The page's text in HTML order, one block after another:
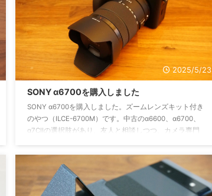
2025/5/23
SONY α6700を購入しました
SONY α6700を購入しました。ズームレンズキット付き
のやつ（ILCE-6700M）です。中古のα6600、α6700、
α7CIIの選択肢があり、友人と相談しつつ、カメラ専門
めた！という感じです。では早速開封していきます。
開封していく 友人に紹介してもらった正規ソニーショ
ップの店頭で、店員さんと会話しながらソニーストアで
ネット注文しました。店頭ではカメラに関するサービス